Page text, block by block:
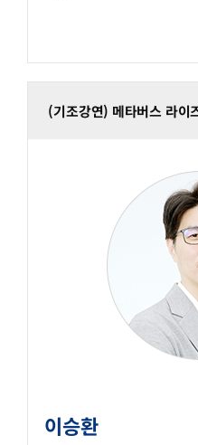
(기조강연) 메타버스 라이
이승환